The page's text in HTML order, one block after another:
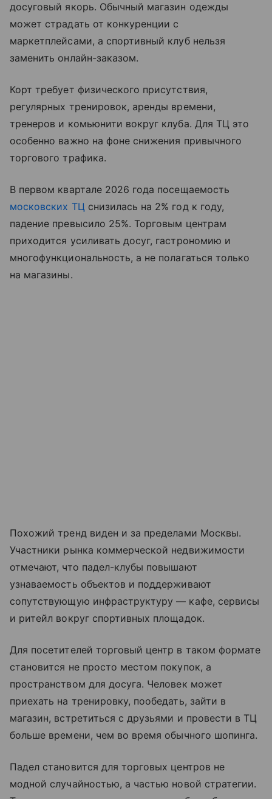
досуговый якорь. Обычный магазин одежды
может страдать от конкуренции с
маркетплейсами, а спортивный клуб нельзя
заменить онлайн-заказом.
Корт требует физического присутствия,
регулярных тренировок, аренды времени,
тренеров и комьюнити вокруг клуба. Для ТЦ это
особенно важно на фоне снижения привычного
торгового трафика.
В первом квартале 2026 года посещаемость
московских ТЦснизилась на 2% год к году,
падение превысило 25%. Торговым центрам
приходится усиливать досуг, гастрономию и
многофункциональность, а не полагаться только
на магазины.
Похожий тренд виден и за пределами Москвы.
Участники рынка коммерческой недвижимости
отмечают, что падел-клубы повышают
узнаваемость объектов и поддерживают
сопутствующую инфраструктуру — кафе, сервисы
и ритейл вокруг спортивных площадок.
Для посетителей торговый центр в таком формате
становится не просто местом покупок, а
пространством для досуга. Человек может
приехать на тренировку, пообедать, зайти в
магазин, встретиться с друзьями и провести в ТЦ
больше времени, чем во время обычного шопинга.
Падел становится для торговых центров не
модной случайностью, а частью новой стратегии.